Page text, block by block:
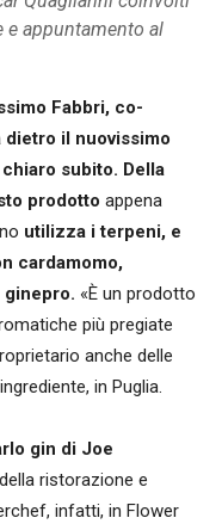
e appuntamento al
Fabbri, co-
dietro il nuovissimo
subito. Della
prodotto appena
utilizza i terpeni, e
cardamomo,
ginepro. «È un prodotto
più pregiate
anche delle
in Puglia.
gin di Joe
ristorazione e
infatti, in Flower